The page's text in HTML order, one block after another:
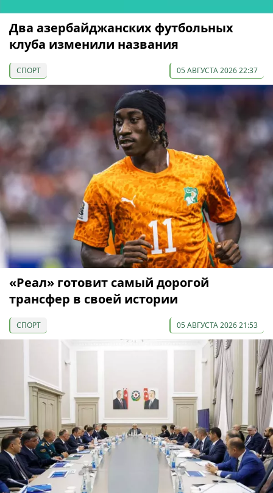
Два азербайджанских футбольных
клуба изменили названия
СПОРТ 05 АВГУСТА 2026 22:37
«Реал» готовит самый дорогой
трансфер в своей истории
СПОРТ 05 АВГУСТА 2026 21:53